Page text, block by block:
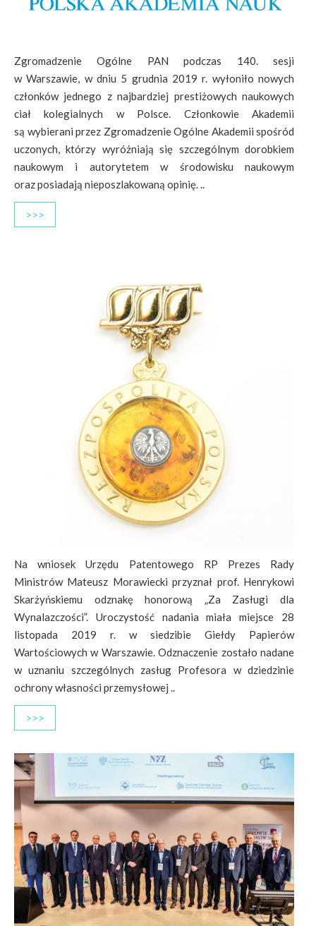
Zgromadzenie Ogólne PAN podczas 140. sesji
w Warszawie, w dniu 5 grudnia 2019 r. wyłoniło nowych
członków jednego z najbardziej prestiżowych naukowych
ciał kolegialnych w Polsce. Członkowie Akademii
są wybierani przez Zgromadzenie Ogólne Akademii spośród
uczonych, którzy wyróżniają się szczególnym dorobkiem
naukowym i autorytetem w środowisku naukowym
oraz posiadają nieposzlakowaną opinię. ..
>>>
Na wniosek Urzędu Patentowego RP Prezes Rady
Ministrów Mateusz Morawiecki przyznał prof. Henrykowi
Skarżyńskiemu odznakę honorową „Za Zasługi dla
Wynalazczości”. Uroczystość nadania miała miejsce 28
listopada 2019 r. w siedzibie Giełdy Papierów
Wartościowych w Warszawie. Odznaczenie zostało nadane
w uznaniu szczególnych zasług Profesora w dziedzinie
ochrony własności przemysłowej ..
>>>